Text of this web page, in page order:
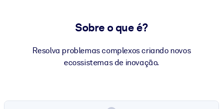
Sobre o que é?
Resolva problemas complexos criando novos
ecossistemas de inovação.